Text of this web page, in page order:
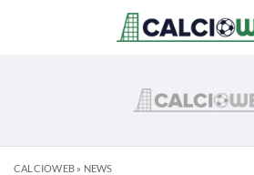
CALCIOWEB» NEWS